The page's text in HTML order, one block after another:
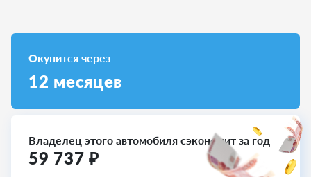
Окупится через
12 месяцев
Владелец этого автомобиля сэкономит за год
59 737 ₽